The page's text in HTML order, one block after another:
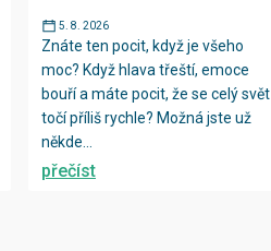
5. 8. 2026
Znáte ten pocit, když je všeho
moc? Když hlava třeští, emoce
bouří a máte pocit, že se celý svět
točí příliš rychle? Možná jste už
někde...
přečíst